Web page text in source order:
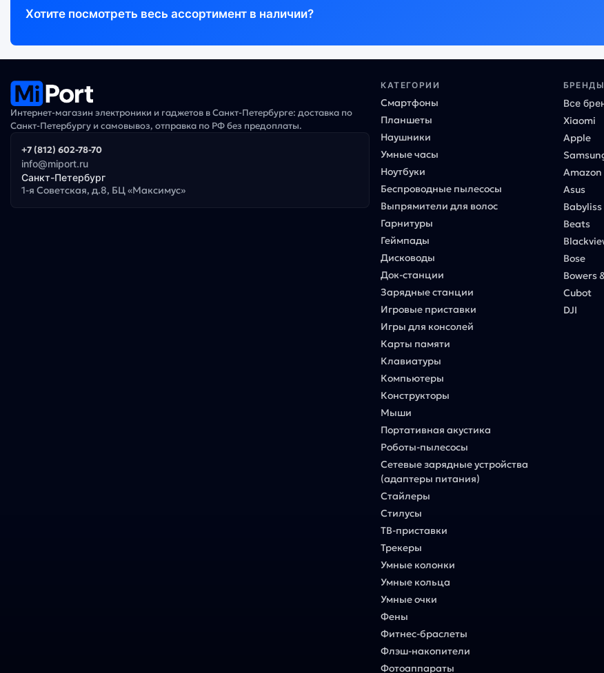
Хотите посмотреть весь ассортимент в наличии?
Интернет-магазин электроники и гаджетов в Санкт-Петербурге: доставка по
Санкт-Петербургу и самовывоз, отправка по РФ без предоплаты.
+7 (812) 602-78-70
info@miport.ru
Санкт-Петербург
1-я Советская, д.8, БЦ «Максимус»
КАТЕГОРИИ
Смартфоны
Планшеты
Наушники
Умные часы
Ноутбуки
Беспроводные пылесосы
Выпрямители для волос
Гарнитуры
Геймпады
Дисководы
Док-станции
Зарядные станции
Игровые приставки
Игры для консолей
Карты памяти
Клавиатуры
Компьютеры
Конструкторы
Мыши
Портативная акустика
Роботы-пылесосы
Сетевые зарядные устройства
(адаптеры питания)
Стайлеры
Стилусы
ТВ-приставки
Трекеры
Умные колонки
Умные кольца
Умные очки
Фены
Фитнес-браслеты
Флэш-накопители
Фотоаппараты
БРЕНДЫ
Все
Xiaomi
Apple
Amazon
Asus
Babyliss
Beats
Bose
Bowers
Cubot
DJI